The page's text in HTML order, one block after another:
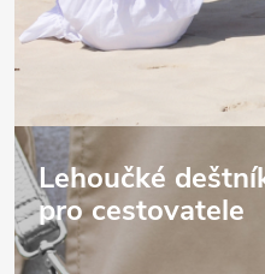
Lehoučké
pro cestovatele